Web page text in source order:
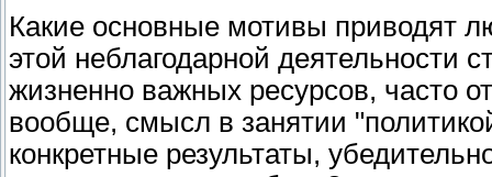
Какие основные мотивы приводят
этой неблагодарной деятельности
жизненно важных ресурсов, часто
вообще, смысл в занятии
конкретные результаты,